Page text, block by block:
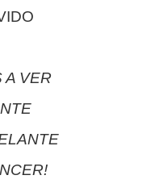
A VER